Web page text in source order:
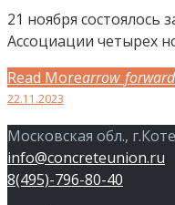
21 ноября
Ассоциации четырех
Read Morearrow_forward
Facebook
Twitter
Google+
LinkedIn
Pinterest
22.11.2023
Московская обл.,
info@concreteunion.ru
8(495)-796-80-40